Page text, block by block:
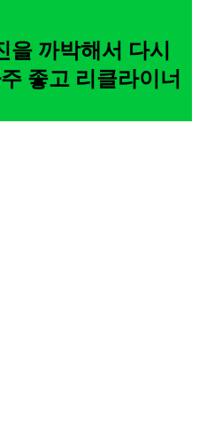
을 까박해서 다시
좋고 리클라이너